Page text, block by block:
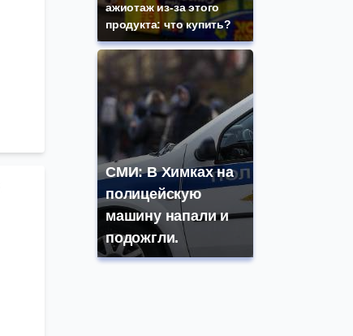
ажиотаж из-за этого
продукта: что купить?
СМИ: В Химках на
полицейскую
машину напали и
подожгли.